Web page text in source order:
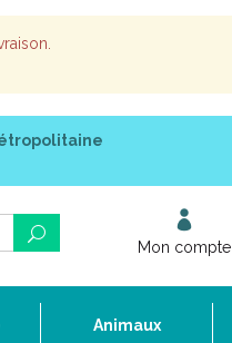
Mon compte
Animaux